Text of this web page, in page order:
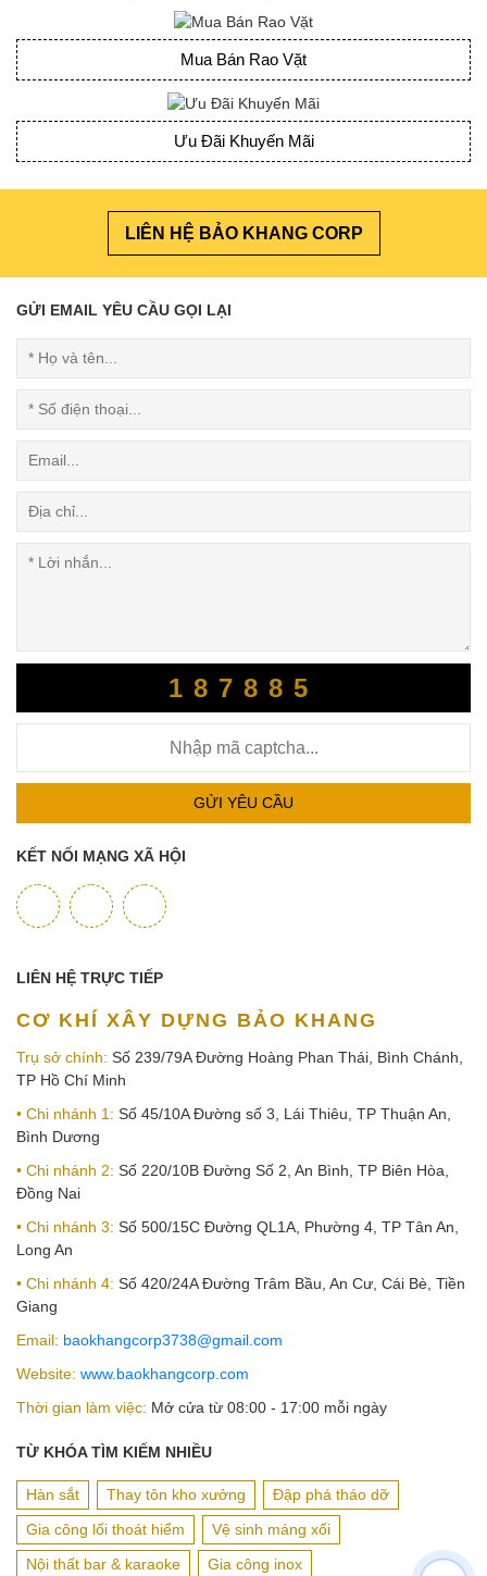
Mua Bán Rao Vặt
Ưu Đãi Khuyến Mãi
LIÊN HỆ BẢO KHANG CORP
GỬI EMAIL YÊU CẦU GỌI LẠI
187885
GỬI YÊU CẦU
KẾT NỐI MẠNG XÃ HỘI
LIÊN HỆ TRỰC TIẾP
CƠ KHÍ XÂY DỰNG BẢO KHANG
Trụ sở chính: Số 239/79A Đường Hoàng Phan Thái, Bình Chánh,
TP Hồ Chí Minh
• Chi nhánh 1: Số 45/10A Đường số 3, Lái Thiêu, TP Thuận An,
Bình Dương
• Chi nhánh 2: Số 220/10B Đường Số 2, An Bình, TP Biên Hòa,
Đồng Nai
• Chi nhánh 3: Số 500/15C Đường QL1A, Phường 4, TP Tân An,
Long An
• Chi nhánh 4: Số 420/24A Đường Trâm Bầu, An Cư, Cái Bè, Tiền
Giang
Email: baokhangcorp3738@gmail.com
Website: www.baokhangcorp.com
Thời gian làm việc: Mở cửa từ 08:00 - 17:00 mỗi ngày
TỪ KHÓA TÌM KIẾM NHIỀU
Hàn sắt Thay tôn kho xưởng
Đập phá tháo dỡ
Gia công lối thoát hiểm
Vệ sinh máng xối
Nội thất bar & karaoke
Gia công inox